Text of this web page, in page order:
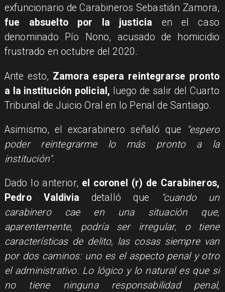
exfuncionario de Carabineros Sebastián Zamora,
fue absuelto por la justicia en el caso
denominado Pío Nono, acusado de homicidio
frustrado en octubre del 2020.
Ante esto, Zamora espera reintegrarse pronto
a la institución policial, luego de salir del Cuarto
Tribunal de Juicio Oral en lo Penal de Santiago.
Asimismo, el excarabinero señaló que
"espero
poder reintegrarme lo más pronto a la
institución".
Dado lo anterior, el coronel (r) de Carabineros,
Pedro Valdivia detalló que
"cuando un
carabinero cae en una situación que,
aparentemente, podría ser irregular, o tiene
características de delito, las cosas siempre van
por dos caminos: uno es el aspecto penal y otro
el administrativo. Lo lógico y lo natural es que si
no tiene ninguna responsabilidad penal,